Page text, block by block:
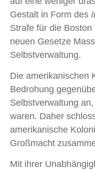
Gestalt in Form des
Strafe für die
neuen Gesetze
Selbstverwaltung.
Die amerikanischen
Bedrohung
Selbstverwaltung
waren. Daher
amerikanische
Großmacht
Mit ihrer